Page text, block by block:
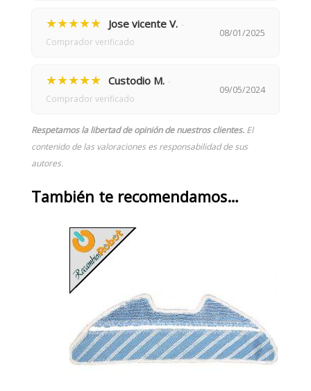
★★★★★ Jose vicente V. -
Comprador verificado
08/01/2025
★★★★★ Custodio M. -
Comprador verificado
09/05/2024
Respetamos la libertad de opinión de nuestros clientes. El
contenido de las valoraciones es responsabilidad de sus
autores.
También te recomendamos…